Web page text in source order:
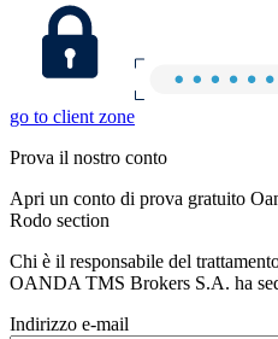
go to client zone
Prova il nostro conto
Apri un conto di prova gratuito
Rodo section
Chi è il responsabile del
OANDA TMS Brokers S.A. ha
Indirizzo e-mail